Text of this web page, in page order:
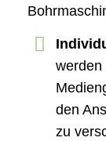
werden
den
zu